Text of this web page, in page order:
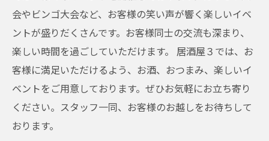
会やビンゴ大会など、お客様の笑い声が響く楽しいイベ
ントが盛りだくさんです。お客様同士の交流も深まり、
楽しい時間を過ごしていただけます。 居酒屋３では、お
客様に満足いただけるよう、お酒、おつまみ、楽しいイ
ベントをご用意しております。ぜひお気軽にお立ち寄り
ください。スタッフ一同、お客様のお越しをお待ちして
おります。